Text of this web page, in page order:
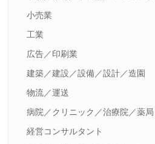
小売業
工業
広告／印刷業
建築／建設／設備／設計／造園
物流／運送
病院／クリニック／治療院／薬局
経営コンサルタント